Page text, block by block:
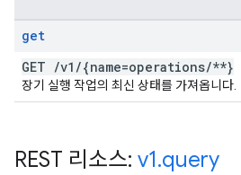
get
GET /v1 /{name=operations/**}
장기 실행 작업의 최신 상태를 가져옵니다.
REST 리소스: v1.query